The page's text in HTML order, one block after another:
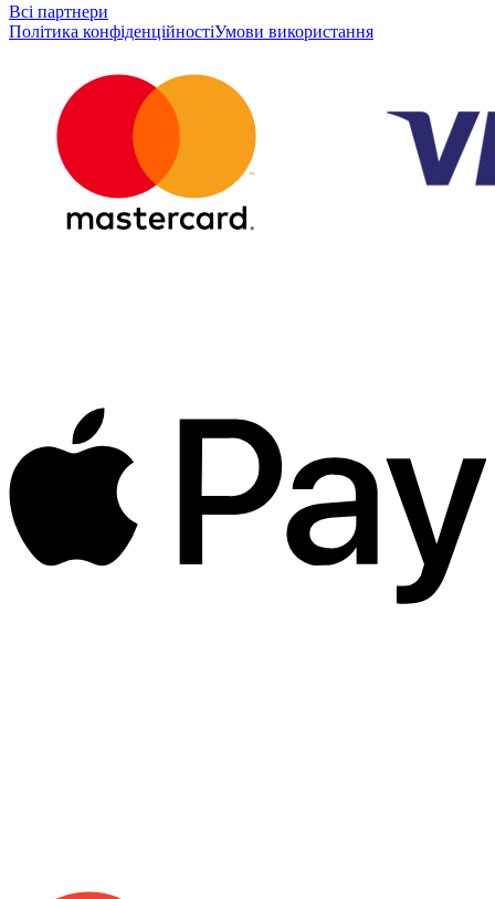
Всі партнери
Політика конфіденційностіУмови використання